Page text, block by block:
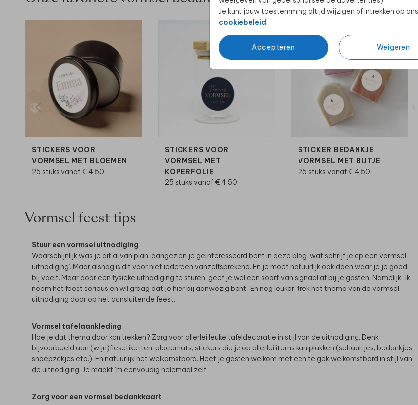
Je kunt jouw toestemming altijd wijzigen of intrekken op ons
cookiebeleid.
Accepteren Weigeren
STICKERS VOOR
VORMSEL MET BLOEMEN
25 stuks vanaf € 4,50
STICKERS VOOR
VORMSEL MET
KOPERFOLIE
25 stuks vanaf € 4,50
STICKER BEDANKJE
VORMSEL MET BIJTJE
25 stuks vanaf € 4,50
Vormsel feest tips
Stuur een vormsel uitnodiging
Waarschijnlijk was je dit al van plan, aangezien je geïnteresseerd bent in deze blog ‘wat schrijf je op een vormsel
uitnodiging’. Maar alsnog is dit voor niet iedereen vanzelfsprekend. En je moet natuurlijk ook doen waar je je goed
bij voelt. Maar door een fysieke uitnodiging te sturen, geef je wel een soort van signaal af bij je gasten. Namelijk: 'ik
neem het feest serieus en wil graag dat je hier bij aanwezig bent'. En nog leuker: trek het thema van de vormsel
uitnodiging door op het aansluitende feest.
Vormsel tafelaankleding
Hoe je dat thema door kan trekken? Zorg voor allerlei leuke tafeldecoratie in stijl van de uitnodiging. Denk
bijvoorbeeld aan (wijn)flesetiketten, placemats, stickers die je op allerlei items kan plakken (schaaltjes, bedankjes,
snoepzakjes etc.). En natuurlijk het welkomstbord. Heet je gasten welkom met een te gek welkomstbord in stijl van
de uitnodiging. Je maakt ‘m eenvoudig helemaal zelf.
Zorg voor een vormsel bedankkaart